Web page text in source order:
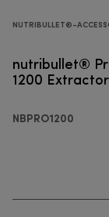
NUTRIBULLET®-
nutribullet®
1200
NBPRO1200